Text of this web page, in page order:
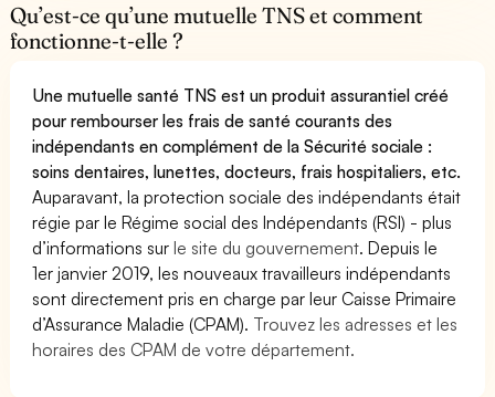
Qu’est-ce qu’une mutuelle TNS et comment
fonctionne-t-elle ?
Une mutuelle santé TNS est un produit assurantiel créé
pour rembourser les frais de santé courants des
indépendants en complément de la Sécurité sociale :
soins dentaires, lunettes, docteurs, frais hospitaliers, etc.
Auparavant, la protection sociale des indépendants était
régie par le Régime social des Indépendants (RSI) - plus
d’informations surle site du gouvernement. Depuis le
1er janvier 2019, les nouveaux travailleurs indépendants
sont directement pris en charge par leur Caisse Primaire
d’Assurance Maladie (CPAM). Trouvez les adresses et les
horaires des CPAM de votre département.